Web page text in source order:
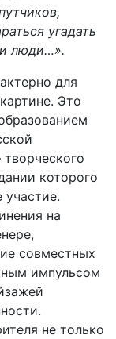
угадать
люди…».
для
Это
которого
участие.
на
совместных
импульсом
не только